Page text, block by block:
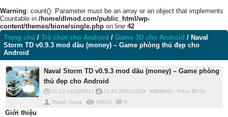
Warning: count(): Parameter must be an array or an object that implements
Countable in /home/dlmod.com/public_html/wp-
content/themes/bione/single.php on line 42
Trang chủ / Trò chơi cho Android / Game 3D cho Android / Naval
Storm TD v0.9.3 mod dầu (money) – Game phòng thủ đẹp cho
Android
Naval Storm TD v0.9.3 mod dầu (money) – Game phòng
thủ đẹp cho Android
01:13 14/10/2017 21:45 20/11/2019 ANDROID - Price: $0.00
Thanh Trung
26603 0
Giới thiệu